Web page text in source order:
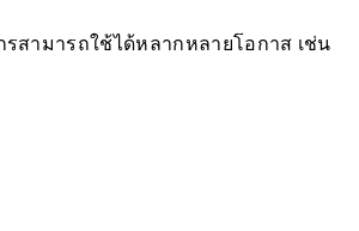
สามารถใช้ได้หลากหลายโอกาส เช่น